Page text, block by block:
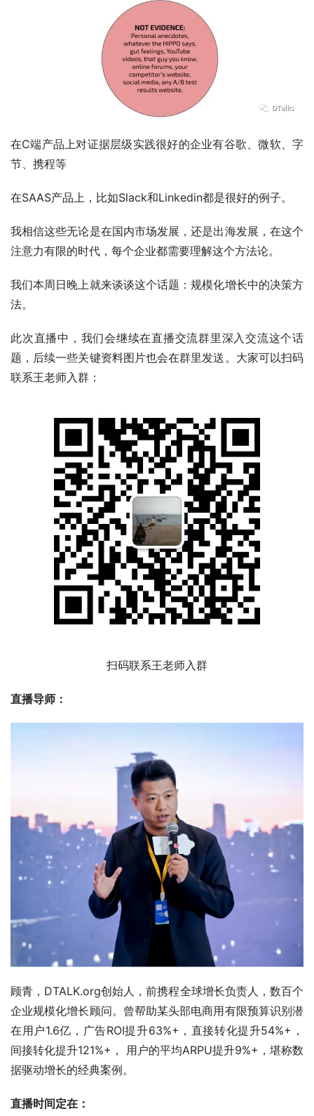
在C端产品上对证据层级实践很好的企业有谷歌、微软、字
节、携程等
在SAAS产品上，比如Slack和Linkedin都是很好的例子。
我相信这些无论是在国内市场发展，还是出海发展，在这个
注意力有限的时代，每个企业都需要理解这个方法论。
我们本周日晚上就来谈谈这个话题：规模化增长中的决策方
法。
此次直播中，我们会继续在直播交流群里深入交流这个话
题，后续一些关键资料图片也会在群里发送。大家可以扫码
联系王老师入群：
扫码联系王老师入群
直播导师：
顾青，DTALK.org创始人，前携程全球增长负责人，数百个
企业规模化增长顾问。曾帮助某头部电商用有限预算识别潜
在用户1.6亿，广告ROI提升63%+，直接转化提升54%+，
间接转化提升121%+， 用户的平均ARPU提升9%+，堪称数
据驱动增长的经典案例。
直播时间定在：